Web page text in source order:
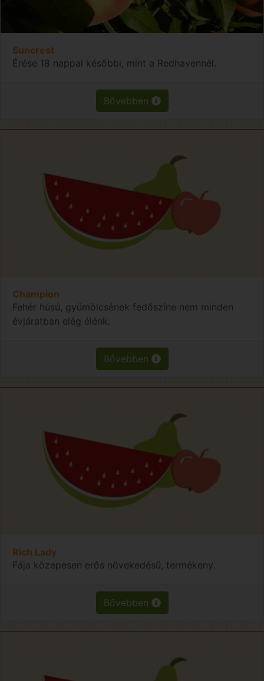
Suncrest
Érése 18 nappal későbbi, mint a Redhavennél.
Bővebben
Champion
Fehér húsú, gyümölcsének fedőszíne nem minden
évjáratban elég élénk.
Bővebben
Rich Lady
Fája közepesen erős növekedésű, termékeny.
Bővebben